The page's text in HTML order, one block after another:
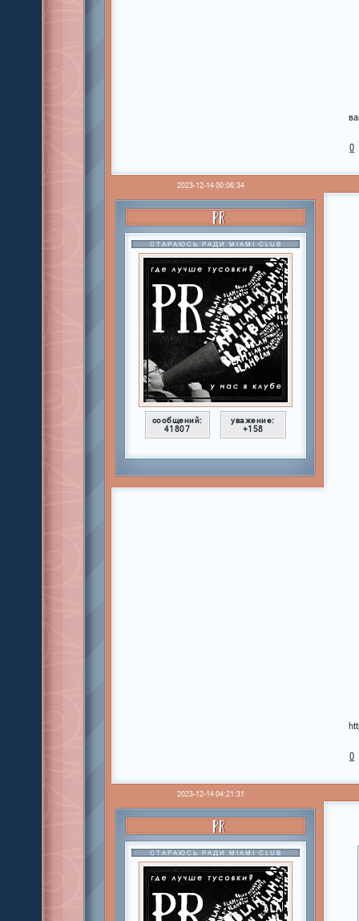
0
2023-12-14 00:06:34
PR
СТАРАЮСЬ РАДИ MIAMI CLUB
сообщений:
41807
уважение:
+158
0
2023-12-14 04:21:31
PR
СТАРАЮСЬ РАДИ MIAMI CLUB